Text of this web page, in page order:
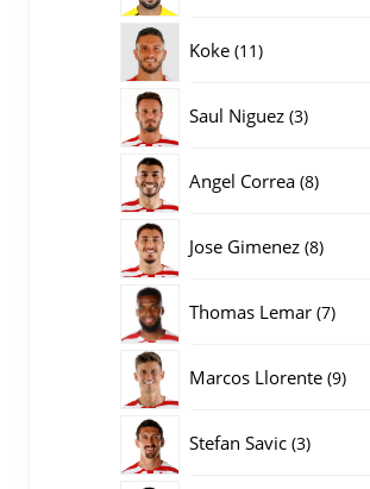
Koke 1111
Saul Niguez 33
Angel Correa 88
Jose Gimenez 88
Thomas Lemar 77
Marcos Llorente 99
Stefan Savic 33